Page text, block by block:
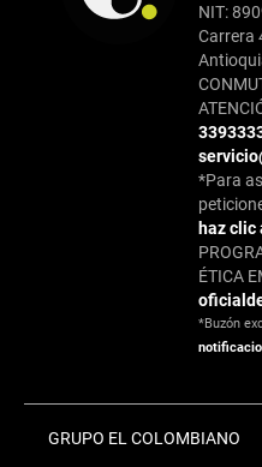
NIT:
Carrera
*Para
haz clic
ÉTICA
*Buzón
GRUPO EL COLOMBIANO